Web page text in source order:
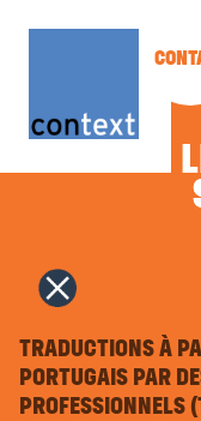
FILM & TÉLÉVISION |
COMMUNICATION ÉDITORIALE
COPYWRITING | TEXTES
NAMING | NOMS DE
DESIGN GRAPHIQUE |
MENTIONS
CGV
PROTECTION DES
DONNÉES
TRADUCTIONS À
PORTUGAIS PAR
PROFESSIONNELS